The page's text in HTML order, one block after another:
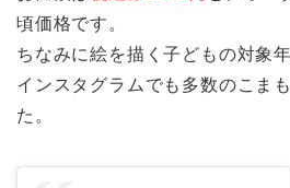
頃価格です。
ちなみに絵を描く子どもの対象
インスタグラムでも多数のこま
た。